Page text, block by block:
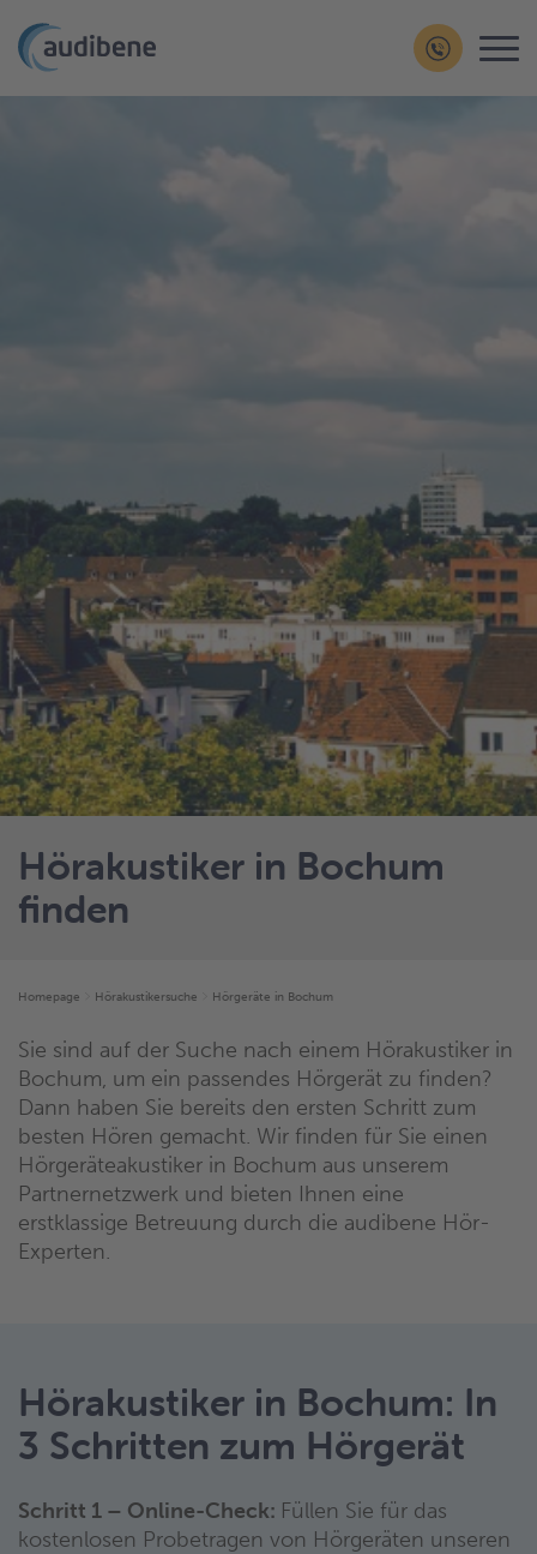
Hörakustiker in Bochum
finden
Homepage Hörakustikersuche Hörgeräte in Bochum
Sie sind auf der Suche nach einem Hörakustiker in
Bochum, um ein passendes Hörgerät zu finden?
Dann haben Sie bereits den ersten Schritt zum
besten Hören gemacht. Wir finden für Sie einen
Hörgeräteakustiker in Bochum aus unserem
Partnernetzwerk und bieten Ihnen eine
erstklassige Betreuung durch die audibene Hör-
Experten.
Hörakustiker in Bochum: In
3 Schritten zum Hörgerät
Schritt 1 – Online-Check: Füllen Sie für das
kostenlosen Probetragen von Hörgeräten unseren